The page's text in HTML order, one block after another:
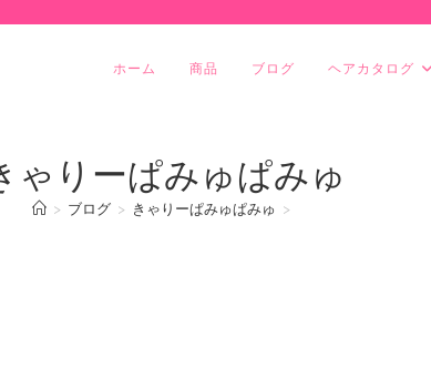
ホーム 商品 ブログ ヘアカタログ
ゃりーぱみゅぱみゅ
> ブログ > きゃりーぱみゅぱみゅ >